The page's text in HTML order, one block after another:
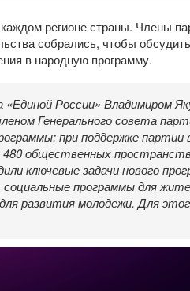
регионе страны. Члены
собрались, чтобы
в народную программу.
«Единой России» Владимиром
Генерального совета
при поддержке
общественных
ключевые задачи нового
программы для
развития молодежи. Для